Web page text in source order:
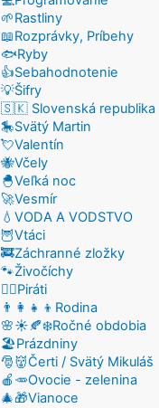
🌱Rastliny
📖Rozprávky, Príbehy
🐟Ryby
👍Sebahodnotenie
💡Šifry
🇸🇰 Slovenská republika
🎠Svätý Martin
💘Valentín
🐝Včely
🐣Veľká noc
🚀Vesmír
💧VODA A VODSTVO
🦉Vtáci
🚒Záchranné zložky
🐾Živočíchy
🏴‍☠️Piráti
👨‍👩‍👧‍👦Rodina
🌸☀️🍂❄️Ročné obdobia
🏖️Prázdniny
🎅👹Čerti / Svätý Mikuláš
🍎🥕Ovocie - zelenina
🎄🎁Vianoce